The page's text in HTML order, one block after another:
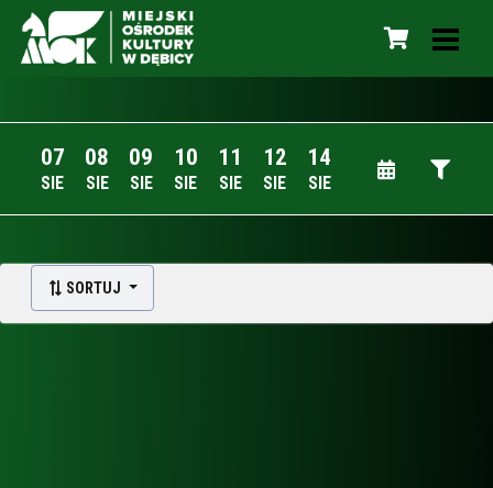
07
SIE
08
SIE
09
SIE
10
SIE
11
SIE
12
SIE
14
SIE
SORTUJ